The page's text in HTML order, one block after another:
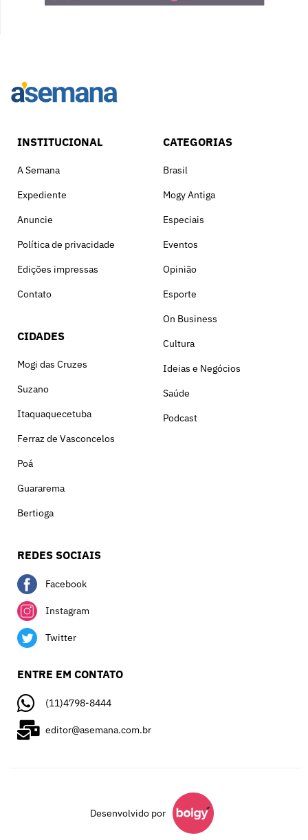
INSTITUCIONAL
A Semana
Expediente
Anuncie
Política de privacidade
Edições impressas
Contato
CIDADES
Mogi das Cruzes
Suzano
Itaquaquecetuba
Ferraz de Vasconcelos
Poá
Guararema
Bertioga
CATEGORIAS
Brasil
Mogy Antiga
Especiais
Eventos
Opinião
Esporte
On Business
Cultura
Ideias e Negócios
Saúde
Podcast
REDES SOCIAIS
Facebook
Instagram
Twitter
ENTRE EM CONTATO
(11)4798-8444
editor@asemana.com.br
Desenvolvido por